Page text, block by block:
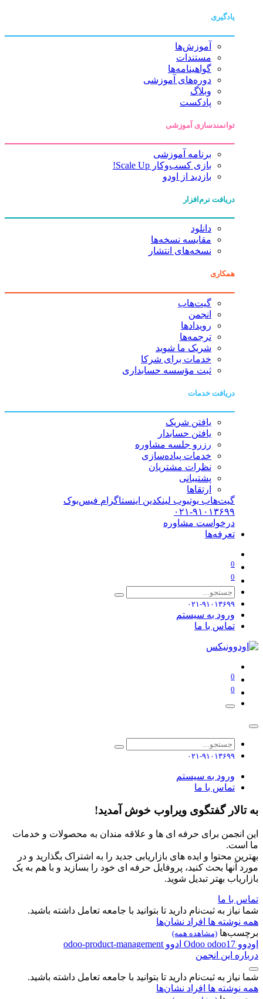
یادگیری
آموزش‌ها
مستندات
گواهینامه‌ها
دوره‌های آموزشی
وبلاگ
پادکست
توانمندسازی آموزشی
برنامه آموزشی
بازی کسب‌وکار Scale Up!
بازدید از اودو
دریافت نرم‌افزار
دانلود
مقایسه نسخه‌ها
نسخه‌های انتشار
همکاری
گیت‌هاب
انجمن
رویدادها
ترجمه‌ها
شریک ما شوید
خدمات برای شرکا
ثبت مؤسسه حسابداری
دریافت خدمات
یافتن شریک
یافتن حسابدار
رزرو جلسه مشاوره
خدمات پیاده‌سازی
نظرات مشتریان
پشتیبانی
ارتقاها
گیت‌هاب یوتیوب لینکدین اینستاگرام فیس‌بوک
۰۲۱-۹۱۰۱۳۶۹۹
درخواست مشاوره
تعرفه‌ها
0
0
۰۲۱-۹۱۰۱۳۶۹۹
ورود به سیستم
تماس با ما
0
0
۰۲۱-۹۱۰۱۳۶۹۹
ورود به سیستم
تماس با ما
به تالار گفتگوی ویراوب خوش آمدید!
این انجمن برای حرفه ای ها و علاقه مندان به محصولات و خدمات
ما است.
بهترین محتوا و ایده های بازاریابی جدید را به اشتراک بگذارید و در
مورد آنها بحث کنید، پروفایل حرفه ای خود را بسازید و با هم به یک
بازاریاب بهتر تبدیل شوید.
تماس با ما
شما نیاز به ثبت‌نام دارید تا بتوانید با جامعه تعامل داشته باشید.
همه نوشته ها افراد نشان‌ها
برچسب‌ها (مشاهده همه)
اودوو Odoo odoo17 ادوو odoo-product-management
درباره این انجمن
شما نیاز به ثبت‌نام دارید تا بتوانید با جامعه تعامل داشته باشید.
همه نوشته ها افراد نشان‌ها